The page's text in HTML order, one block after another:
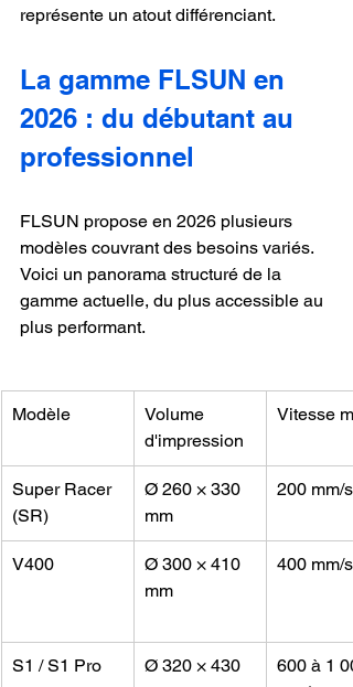
représente un atout différenciant.
La gamme FLSUN en
2026 : du débutant au
professionnel
FLSUN propose en 2026 plusieurs
modèles couvrant des besoins variés.
Voici un panorama structuré de la
gamme actuelle, du plus accessible au
plus performant.
Modèle
Volume
d'impression
Vitesse
Super Racer
(SR)
Ø 260 × 330
mm
200 mm/s
V400
Ø 300 × 410
mm
400 mm/s
S1 / S1 Pro
Ø 320 × 430
600 à 1